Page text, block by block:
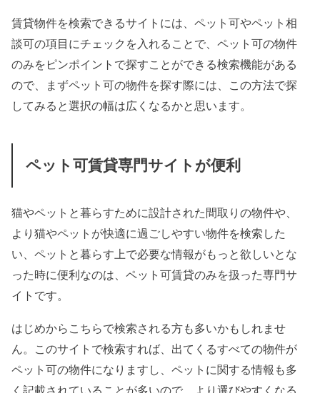
賃貸物件を検索できるサイトには、ペット可やペット相
談可の項目にチェックを入れることで、ペット可の物件
のみをピンポイントで探すことができる検索機能がある
ので、まずペット可の物件を探す際には、この方法で探
してみると選択の幅は広くなるかと思います。
ペット可賃貸専門サイトが便利
猫やペットと暮らすために設計された間取りの物件や、
より猫やペットが快適に過ごしやすい物件を検索した
い、ペットと暮らす上で必要な情報がもっと欲しいとな
った時に便利なのは、ペット可賃貸のみを扱った専門サ
イトです。
はじめからこちらで検索される方も多いかもしれませ
ん。このサイトで検索すれば、出てくるすべての物件が
ペット可の物件になりますし、ペットに関する情報も多
く記載されていることが多いので、より選びやすくなる